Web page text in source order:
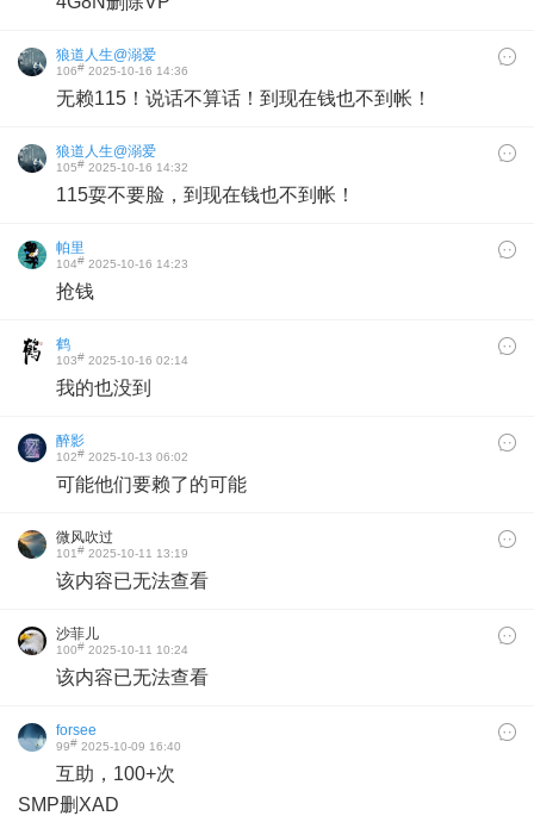
狼道人生@溺爱
106# 2025-10-16 14:36
无赖115！说话不算话！到现在钱也不到帐！
狼道人生@溺爱
105# 2025-10-16 14:32
115耍不要脸，到现在钱也不到帐！
帕里
104# 2025-10-16 14:23
抢钱
鹤
103# 2025-10-16 02:14
我的也没到
醉影
102# 2025-10-13 06:02
可能他们要赖了的可能
微风吹过
101# 2025-10-11 13:19
该内容已无法查看
沙菲儿
100# 2025-10-11 10:24
该内容已无法查看
forsee
99# 2025-10-09 16:40
互助，100+次
SMP删XAD